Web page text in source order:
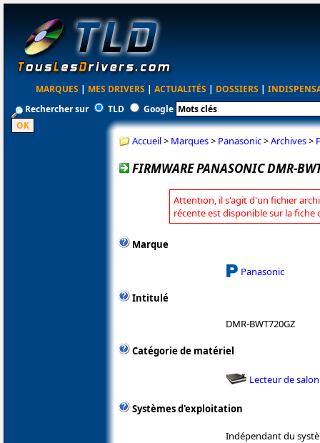
MARQUES | MES DRIVERS | ACTUALITÉS | DOSSIERS |
Rechercher sur
TLD Google
Accueil> Marques> Panasonic>Archives>
FIRMWARE PANASONIC DMR-
Attention, il s'agit d'un fichier
récente est disponible sur la fiche
Marque
Panasonic
Intitulé
DMR-BWT720GZ
Catégorie de matériel
Lecteur de salon
Systèmes d'exploitation
Indépendant du